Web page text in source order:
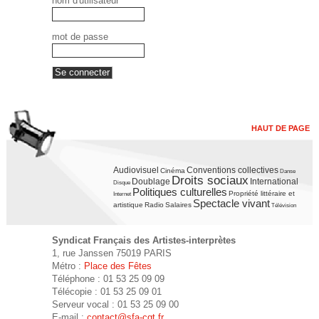
mot de passe
HAUT DE PAGE
Audiovisuel Cinéma Conventions collectives Danse
Disque Doublage Droits sociaux International
Internet Politiques culturelles Propriété littéraire et
artistique Radio Salaires Spectacle vivant Télévision
Syndicat Français des Artistes-interprètes
1, rue Janssen 75019 PARIS
Métro : Place des Fêtes
Téléphone : 01 53 25 09 09
Télécopie : 01 53 25 09 01
Serveur vocal : 01 53 25 09 00